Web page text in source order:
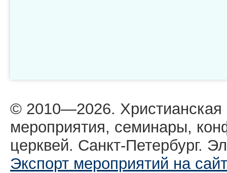
© 2010—2026.
мероприятия, семинары,
церквей. Санкт-Петербург.
Экспорт мероприятий на сайт